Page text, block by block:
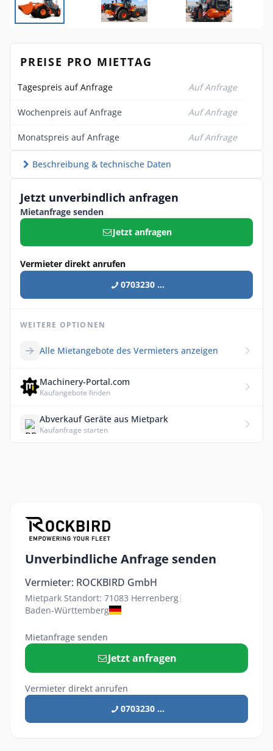
PREISE PRO MIETTAG
Tagespreis auf Anfrage Auf Anfrage
Wochenpreis auf Anfrage Auf Anfrage
Monatspreis auf Anfrage Auf Anfrage
Beschreibung & technische Daten
Jetzt unverbindlich anfragen
Mietanfrage senden
Jetzt anfragen
Vermieter direkt anrufen
0703230 ...
WEITERE OPTIONEN
Alle Mietangebote des Vermieters anzeigen
Machinery-Portal.com
Kaufangebote finden
Abverkauf Geräte aus Mietpark
Kaufanfrage starten
Unverbindliche Anfrage senden
Vermieter: ROCKBIRD GmbH
Mietpark Standort: 71083 Herrenberg|
Baden-Württemberg
Mietanfrage senden
Jetzt anfragen
Vermieter direkt anrufen
0703230 ...